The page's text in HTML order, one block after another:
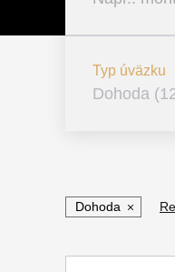
Typ úväzku
Dohoda
Dohoda
Dohoda